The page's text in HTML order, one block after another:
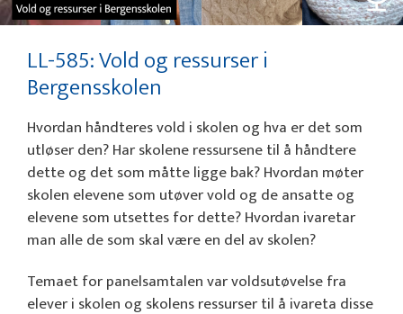
LL-585: Vold og ressurser i
Bergensskolen
Hvordan håndteres vold i skolen og hva er det som
utløser den? Har skolene ressursene til å håndtere
dette og det som måtte ligge bak? Hvordan møter
skolen elevene som utøver vold og de ansatte og
elevene som utsettes for dette? Hvordan ivaretar
man alle de som skal være en del av skolen?
Temaet for panelsamtalen var voldsutøvelse fra
elever i skolen og skolens ressurser til å ivareta disse